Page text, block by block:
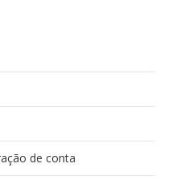
de conta